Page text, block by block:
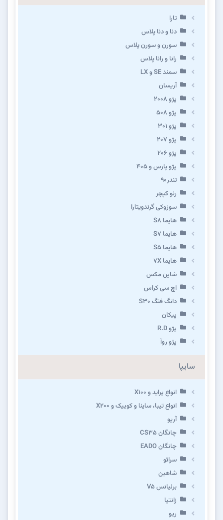
تارا
دنا و دنا پلاس
سورن و سورن پلاس
رانا و رانا پلاس
سمند SE و LX
آریسان
پژو ۲۰۰۸
پژو ۵۰۸
پژو 301
پژو ۲۰۷
پژو ۲۰۶
پژو پارس و ۴۰۵
تندر۹۰
رنو کپچر
سوزوکی گرندویتارا
هایما S8
هایما S7
هایما S5
هایما 7X
شاین مکس
اچ سی کراس
دانگ فنگ S30
پیکان
پژو R.D
پژو روآ
سایپا
انواع پراید و X100
انواع تیبا، ساینا و کوییک و X200
آریو
چانگان CS35
چانگان EADO
سراتو
شاهین
برلیانس V5
زانتیا
ریو